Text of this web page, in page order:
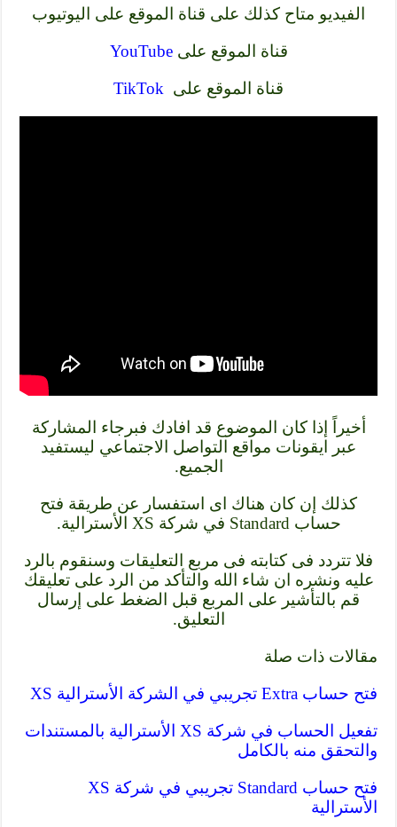
الفيديو متاح كذلك على قناة الموقع على اليوتيوب
قناة الموقع علىYouTube
قناة الموقع على TikTok
أخيراً إذا كان الموضوع قد افادك فبرجاء المشاركة
عبر ايقونات مواقع التواصل الاجتماعي ليستفيد
الجميع.
كذلك إن كان هناك اى استفسار عن طريقة فتح
حساب Standard في شركة XS الأسترالية.
فلا تتردد فى كتابته فى مربع التعليقات وسنقوم بالرد
عليه ونشره ان شاء الله والتأكد من الرد على تعليقك
قم بالتأشير على المربع قبل الضغط على إرسال
التعليق.
مقالات ذات صلة
فتح حساب Extra تجريبي في الشركة الأسترالية XS
تفعيل الحساب في شركة XS الأسترالية بالمستندات
والتحقق منه بالكامل
فتح حساب Standard تجريبي في شركة XS
الأسترالية